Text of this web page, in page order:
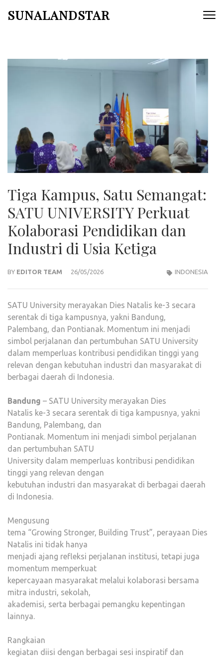
SUNALANDSTAR
Tiga Kampus, Satu Semangat:
SATU UNIVERSITY Perkuat
Kolaborasi Pendidikan dan
Industri di Usia Ketiga
BY EDITOR TEAM 26/05/2026 INDONESIA
SATU University merayakan Dies Natalis ke-3 secara
serentak di tiga kampusnya, yakni Bandung,
Palembang, dan Pontianak. Momentum ini menjadi
simbol perjalanan dan pertumbuhan SATU University
dalam memperluas kontribusi pendidikan tinggi yang
relevan dengan kebutuhan industri dan masyarakat di
berbagai daerah di Indonesia.
Bandung – SATU University merayakan Dies
Natalis ke-3 secara serentak di tiga kampusnya, yakni
Bandung, Palembang, dan
Pontianak. Momentum ini menjadi simbol perjalanan
dan pertumbuhan SATU
University dalam memperluas kontribusi pendidikan
tinggi yang relevan dengan
kebutuhan industri dan masyarakat di berbagai daerah
di Indonesia.
Mengusung
tema “Growing Stronger, Building Trust”, perayaan Dies
Natalis ini tidak hanya
menjadi ajang refleksi perjalanan institusi, tetapi juga
momentum memperkuat
kepercayaan masyarakat melalui kolaborasi bersama
mitra industri, sekolah,
akademisi, serta berbagai pemangku kepentingan
lainnya.
Rangkaian
kegiatan diisi dengan berbagai sesi inspiratif dan